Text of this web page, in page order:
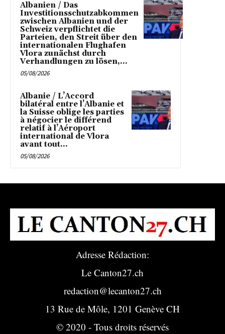
Albanien / Das
Investitionsschutzabkommen
zwischen Albanien und der
Schweiz verpflichtet die
Parteien, den Streit über den
internationalen Flughafen
Vlora zunächst durch
Verhandlungen zu lösen,...
05/08/2026
Albanie / L’Accord
bilatéral entre l’Albanie et
la Suisse oblige les parties
à négocier le différend
relatif à l’Aéroport
international de Vlora
avant tout...
05/08/2026
Adresse Rédaction:
Le Canton27.ch
redaction@lecanton27.ch
13 Rue de Môle, 1201 Genève CH
© 2020 - Tous droits réservés